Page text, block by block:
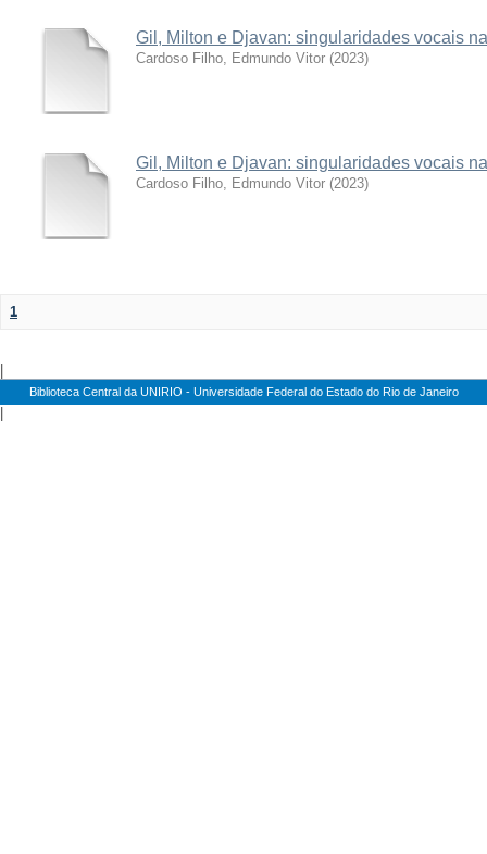
Gil, Milton e Djavan: singularidades vocais
Cardoso Filho, Edmundo Vitor (2023)
Gil, Milton e Djavan: singularidades vocais
Cardoso Filho, Edmundo Vitor (2023)
1
Biblioteca Central da UNIRIO - Universidade Federal do Estado do Rio de Janeiro